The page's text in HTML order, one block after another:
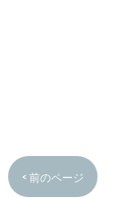
< 前のページ